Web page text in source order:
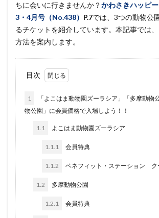
ちに会いに行きませんか？かわさきハッピ
3・4月号（No.438） P.7では、3つの動物公
るチケットを紹介しています。本記事では
方法を案内します。
目次
1
「よこはま動物園ズーラシア」「多摩動物
物公園」に会員価格で入場しよう！！
1.1 よこはま動物園ズーラシア
1.1.1 会員特典
1.1.2 ベネフィット・ステーション ク
1.2 多摩動物公園
1.2.1 会員特典